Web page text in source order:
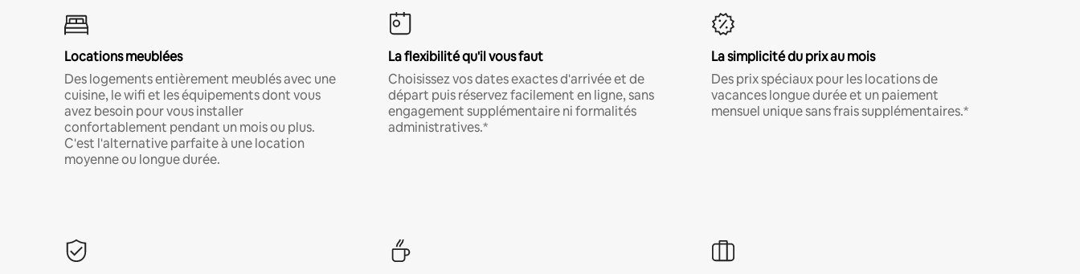
Locations meublées
Des logements entièrement meublés avec une
cuisine, le wifi et les équipements dont vous
avez besoin pour vous installer
confortablement pendant un mois ou plus.
C'est l'alternative parfaite à une location
moyenne ou longue durée.
La flexibilité qu'il vous faut
Choisissez vos dates exactes d'arrivée et de
départ puis réservez facilement en ligne, sans
engagement supplémentaire ni formalités
administratives.*
La simplicité du prix au mois
Des prix spéciaux pour les locations de
vacances longue durée et un paiement
mensuel unique sans frais supplémentaires.*